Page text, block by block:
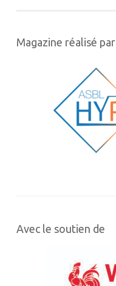
Magazine réalisé par
Avec le soutien de